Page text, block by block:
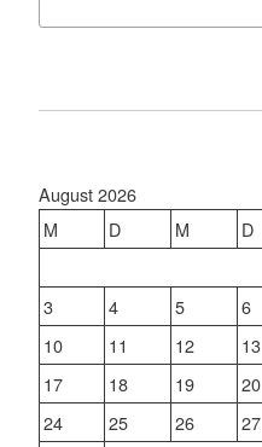
August 2026
M
D M D
3
4 5 6
10
11 12 13
17
18 19 20
24
25 26 27